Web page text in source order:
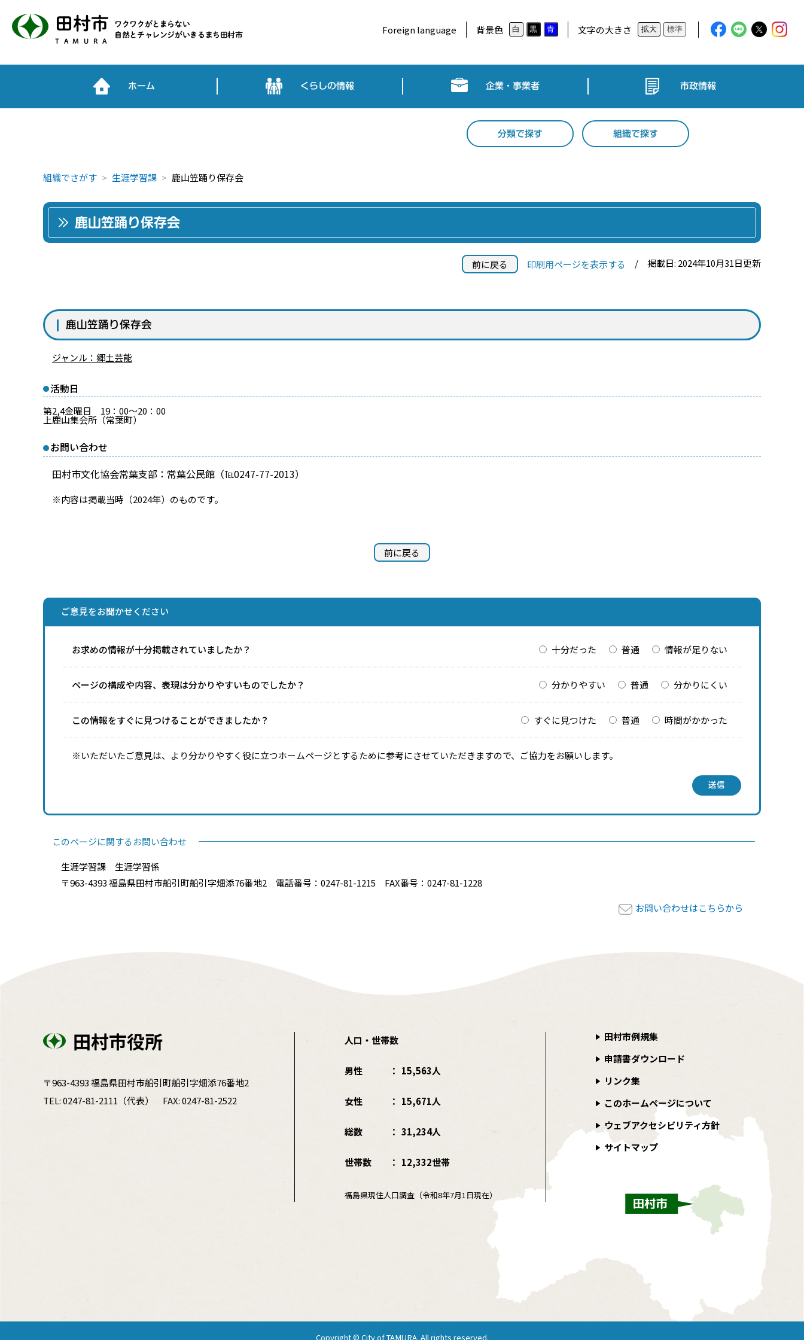
田村市
TAMURA
ワクワクがとまらない
自然とチャレンジがいきるまち田村市
Foreign language 背景色 白 黒 青 文字の大きさ 拡大 標準
ホーム くらしの情報 企業・事業者 市政情報
分類で探す 組織で探す
組織でさがす 生涯学習課 鹿山笠踊り保存会
鹿山笠踊り保存会
前に戻る 印刷用ページを表示する 掲載日: 2024年10月31日更新
鹿山笠踊り保存会
ジャンル：郷土芸能
活動日
第2,4金曜日 19：00～20：00
上鹿山集会所（常葉町）
お問い合わせ
田村市文化協会常葉支部：常葉公民館（℡0247-77-2013）
※内容は掲載当時（2024年）のものです。
前に戻る
ご意見をお聞かせください
お求めの情報が十分掲載されていましたか？ 十分だった 普通 情報が足りない
ページの構成や内容、表現は分かりやすいものでしたか？ 分かりやすい 普通 分かりにくい
この情報をすぐに見つけることができましたか？ すぐに見つけた 普通 時間がかかった
※いただいたご意見は、より分かりやすく役に立つホームページとするために参考にさせていただきますので、ご協力をお願いします。
送信
このページに関するお問い合わせ
生涯学習課 生涯学習係
〒963-4393 福島県田村市船引町船引字畑添76番地2 電話番号：0247-81-1215 FAX番号：0247-81-1228
お問い合わせはこちらから
田村市役所
〒963-4393 福島県田村市船引町船引字畑添76番地2
TEL:0247-81-2111 （代表） FAX: 0247-81-2522
人口・世帯数
男性 15,563人
女性 15,671人
総数 31,234人
世帯数 12,332世帯
福島県現住人口調査（令和8年7月1日現在）
田村市例規集
申請書ダウンロード
リンク集
このホームページについて
ウェブアクセシビリティ方針
サイトマップ
Copyright © City of TAMURA. All rights reserved.